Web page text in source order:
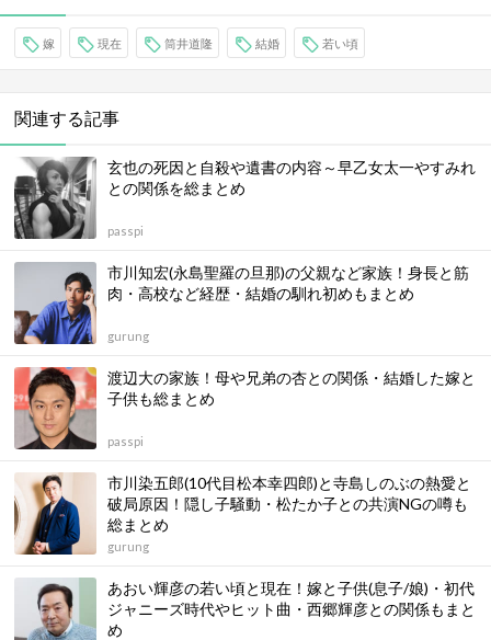
嫁 現在 筒井道隆 結婚 若い頃
関連する記事
玄也の死因と自殺や遺書の内容～早乙女太一やすみれ
との関係を総まとめ
passpi
市川知宏(永島聖羅の旦那)の父親など家族！身長と筋
肉・高校など経歴・結婚の馴れ初めもまとめ
gurung
渡辺大の家族！母や兄弟の杏との関係・結婚した嫁と
子供も総まとめ
passpi
市川染五郎(10代目松本幸四郎)と寺島しのぶの熱愛と
破局原因！隠し子騒動・松たか子との共演NGの噂も
総まとめ
gurung
あおい輝彦の若い頃と現在！嫁と子供(息子/娘)・初代
ジャニーズ時代やヒット曲・西郷輝彦との関係もまと
め